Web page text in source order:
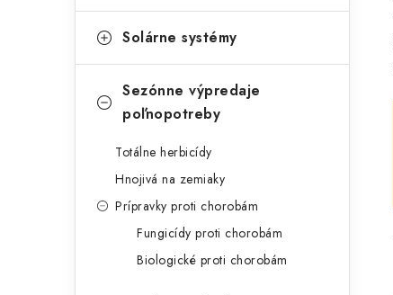
Solárne systémy
Sezónne výpredaje
poľnopotreby
Totálne herbicídy
Hnojivá na zemiaky
Prípravky proti chorobám
Fungicídy proti chorobám
Biologické proti chorobám